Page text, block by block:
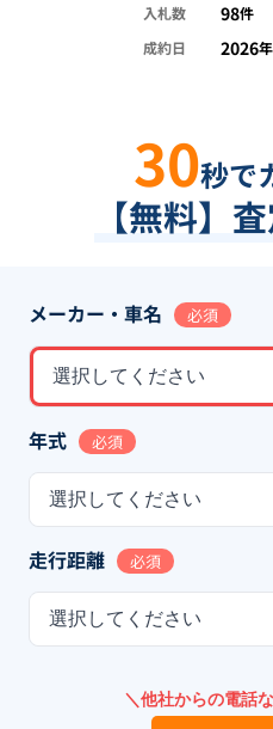
入札数 98件
成約日
2026年
30秒で
【無料】
メーカー・車名 必須
選択してください
年式 必須
選択してください
走行距離 必須
選択してください
＼他社からの電話